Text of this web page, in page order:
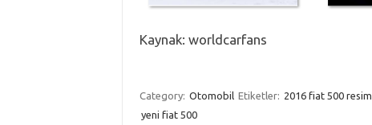
Kaynak: worldcarfans
Category: Otomobil Etiketler: 2016 fiat 500
yeni fiat 500